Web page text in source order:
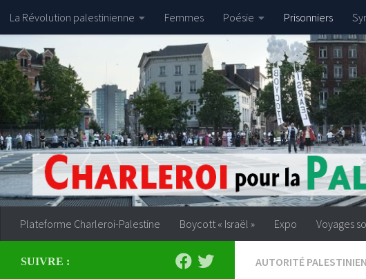
Skip to content
La Révolution palestinienne Femmes Poésie Prisonniers
Plateforme Charleroi-Palestine Boycott « Israël » Expo Voyages
AUTORITÉ
SUIVRE :